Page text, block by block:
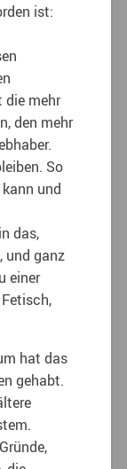
ist:
die mehr
den mehr
So
und
das,
und ganz
einer
hat das
gehabt.